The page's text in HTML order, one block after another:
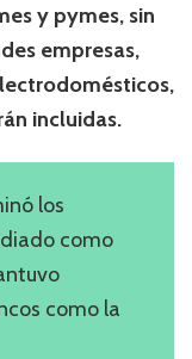
y pymes, sin
empresas,
incluidas.
los
como
como la